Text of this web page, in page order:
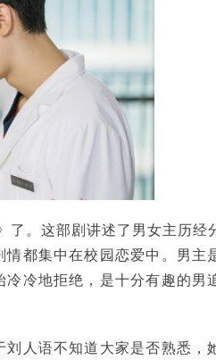
了。这部剧讲述了男女主历经
都集中在校园恋爱中。男主
冷地拒绝，是十分有趣的男
刘人语不知道大家是否熟悉，